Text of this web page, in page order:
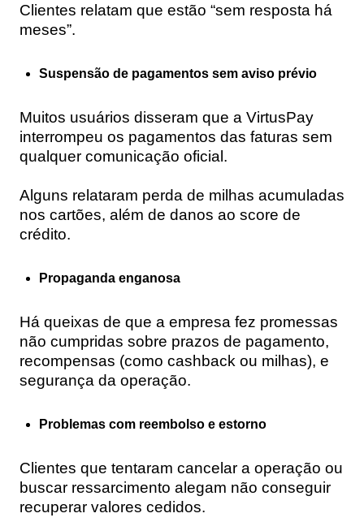
Clientes relatam que estão “sem resposta há
meses”.
Suspensão de pagamentos sem aviso prévio
Muitos usuários disseram que a VirtusPay
interrompeu os pagamentos das faturas sem
qualquer comunicação oficial.
Alguns relataram perda de milhas acumuladas
nos cartões, além de danos ao score de
crédito.
Propaganda enganosa
Há queixas de que a empresa fez promessas
não cumpridas sobre prazos de pagamento,
recompensas (como cashback ou milhas), e
segurança da operação.
Problemas com reembolso e estorno
Clientes que tentaram cancelar a operação ou
buscar ressarcimento alegam não conseguir
recuperar valores cedidos.